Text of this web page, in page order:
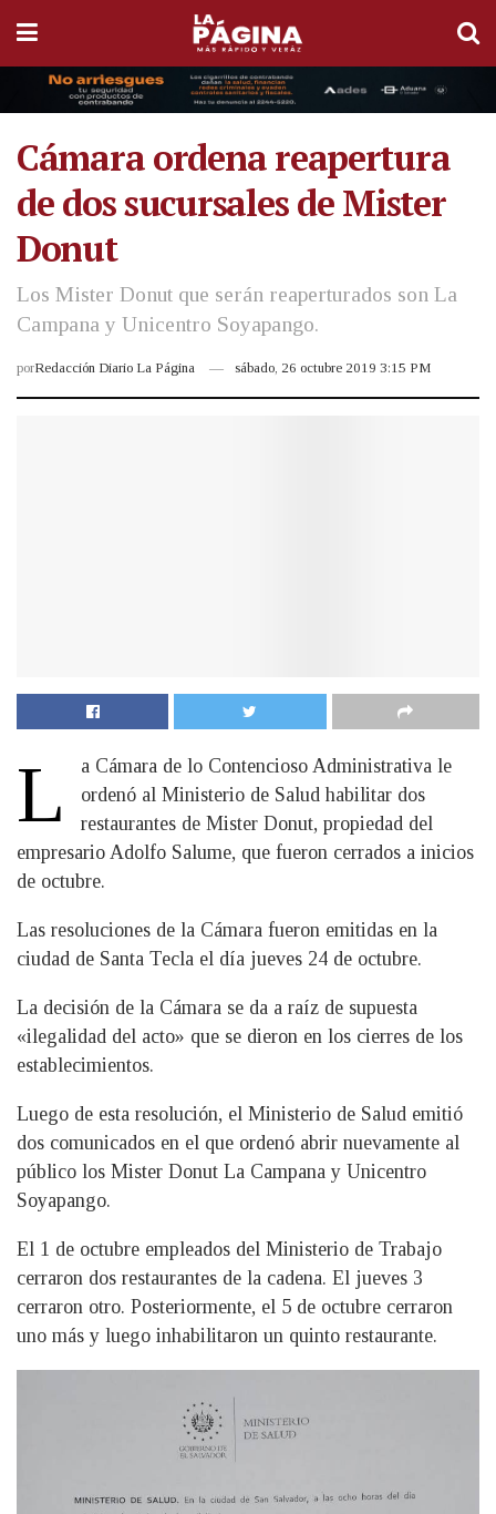
Cámara ordena reapertura
de dos sucursales de Mister
Donut
Los Mister Donut que serán reaperturados son La
Campana y Unicentro Soyapango.
porRedacción Diario La Página sábado, 26 octubre 2019 3:15 PM
L
a Cámara de lo Contencioso Administrativa le
ordenó al Ministerio de Salud habilitar dos
restaurantes de Mister Donut, propiedad del
empresario Adolfo Salume, que fueron cerrados a inicios
de octubre.
Las resoluciones de la Cámara fueron emitidas en la
ciudad de Santa Tecla el día jueves 24 de octubre.
La decisión de la Cámara se da a raíz de supuesta
«ilegalidad del acto» que se dieron en los cierres de los
establecimientos.
Luego de esta resolución, el Ministerio de Salud emitió
dos comunicados en el que ordenó abrir nuevamente al
público los Mister Donut La Campana y Unicentro
Soyapango.
El 1 de octubre empleados del Ministerio de Trabajo
cerraron dos restaurantes de la cadena. El jueves 3
cerraron otro. Posteriormente, el 5 de octubre cerraron
uno más y luego inhabilitaron un quinto restaurante.